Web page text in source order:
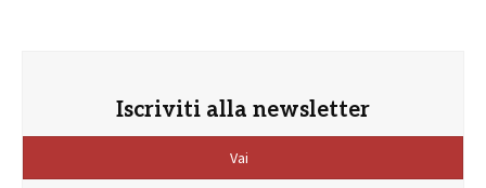
Iscriviti alla newsletter
Vai